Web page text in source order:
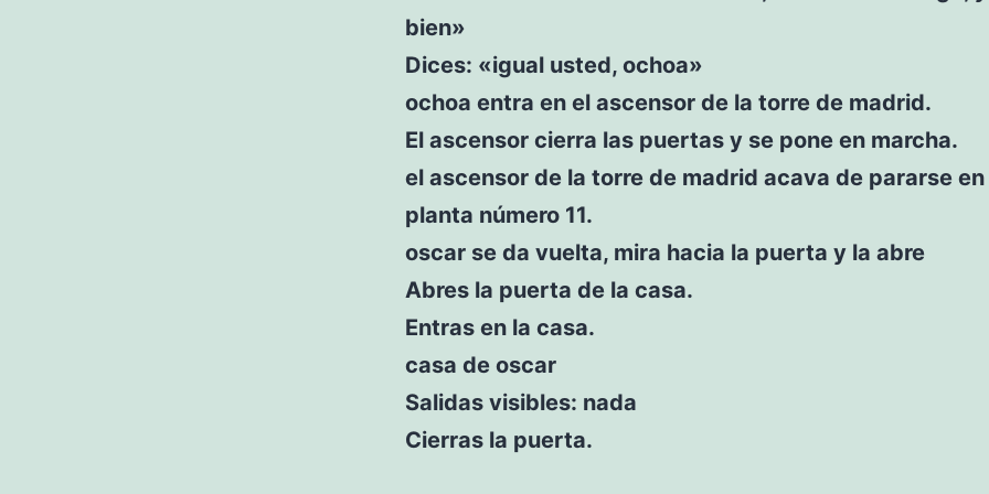
bien»
Dices: «igual usted, ochoa»
ochoa entra en el ascensor de la torre de madrid.
El ascensor cierra las puertas y se pone en marcha.
el ascensor de la torre de madrid acava de pararse en
planta número 11.
oscar se da vuelta, mira hacia la puerta y la abre
Abres la puerta de la casa.
Entras en la casa.
casa de oscar
Salidas visibles: nada
Cierras la puerta.